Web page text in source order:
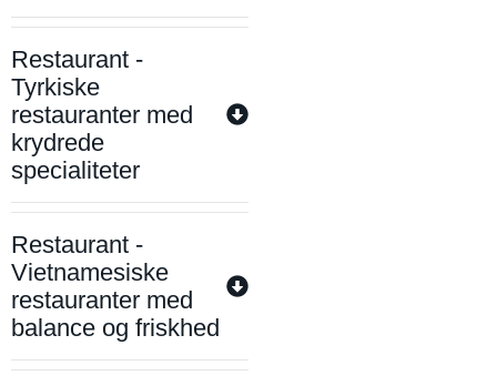
Restaurant -
Tyrkiske
restauranter med
krydrede
specialiteter
Restaurant -
Vietnamesiske
restauranter med
balance og friskhed